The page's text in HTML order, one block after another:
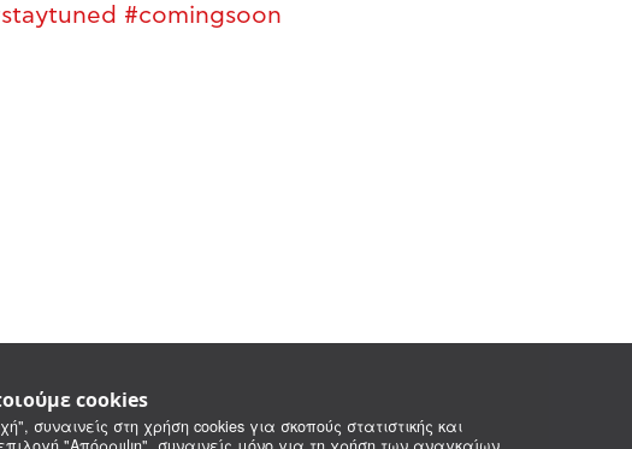
cookies
συναινείς στη χρήση cookies για σκοπούς στατιστικής και
#comingsoon